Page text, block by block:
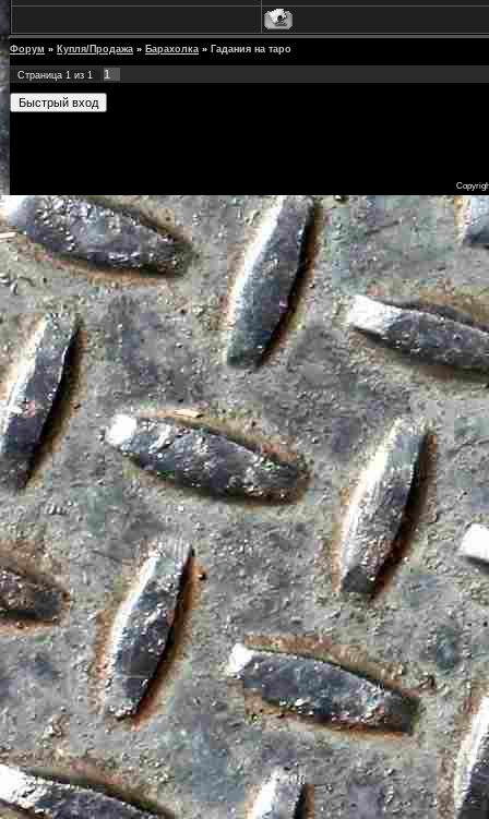
Форум » Купля/Продажа » Барахолка » Гадания на таро
Страница 1 из 1 1